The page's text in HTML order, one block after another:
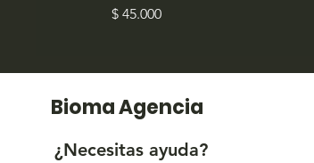
Precio
$ 45.000
Bioma Agencia
¿Necesitas ayuda?